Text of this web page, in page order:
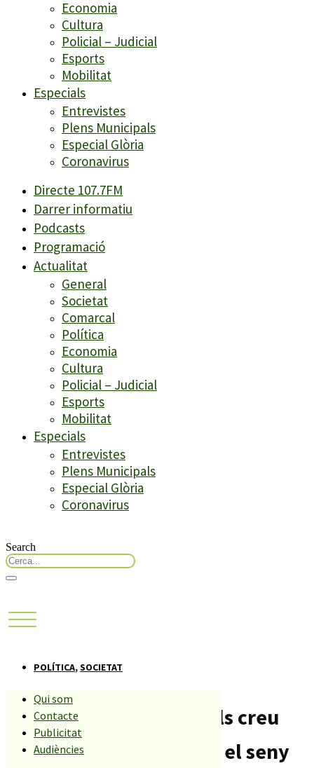
Economia
Cultura
Policial – Judicial
Esports
Mobilitat
Especials
Entrevistes
Plens Municipals
Especial Glòria
Coronavirus
Directe 107.7FM
Darrer informatiu
Podcasts
Programació
Actualitat
General
Societat
Comarcal
Política
Economia
Cultura
Policial – Judicial
Esports
Mobilitat
Especials
Entrevistes
Plens Municipals
Especial Glòria
Coronavirus
Search
Qui som
Contacte
Publicitat
Audiències
POLÍTICA,SOCIETAT
La Confraria de Palafolls creu
que l’alcalde ha perdut el seny